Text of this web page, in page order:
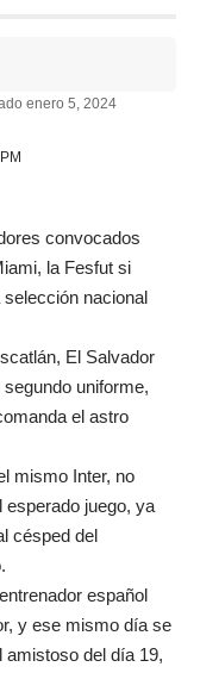
enero 5, 2024
convocados
la Fesfut si
nacional
El Salvador
uniforme,
el astro
mismo Inter, no
esperado juego, ya
césped del
español
y ese mismo día se
del día 19,